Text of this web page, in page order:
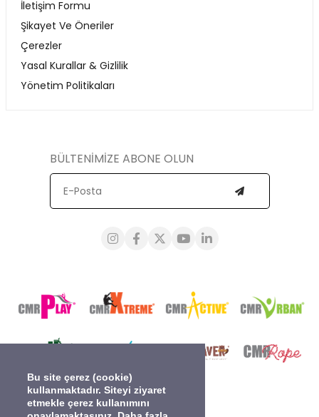
Bu site çerez (cookie)
kullanmaktadır. Siteyi ziyaret
etmekle çerez kullanımını
İletişim Formu
Şikayet Ve Öneriler
Çerezler
Yasal Kurallar & Gizlilik
Yönetim Politikaları
BÜLTENİMİZE ABONE OLUN